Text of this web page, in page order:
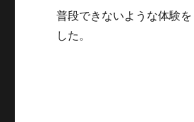
普段できないような体験
した。